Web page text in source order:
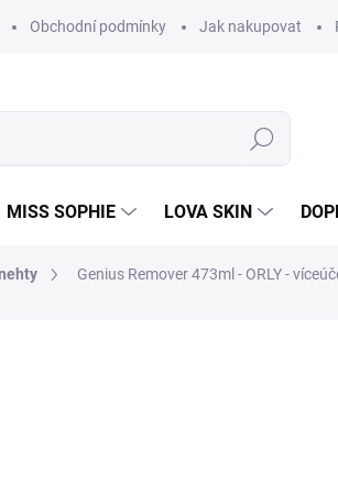
Obchodní podmínky Jak nakupovat
Hledat
MISS SOPHIE LOVA SKIN
Genius Remover 473ml - ORLY -